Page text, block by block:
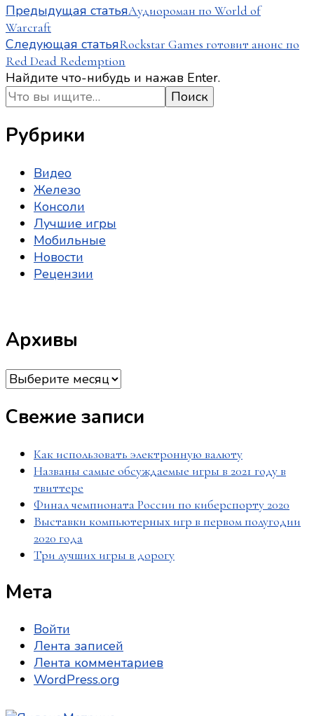
Навигация
по
записям
Предыдущая статьяАудиороман по World of
Warcraft
Следующая статьяRockstar Games готовит анонс по
Red Dead Redemption
Ищите
что-
то?
Найдите что-нибудь и нажав Enter.
Рубрики
Видео
Железо
Консоли
Лучшие игры
Мобильные
Новости
Рецензии
Архивы
Архивы
Свежие записи
Как использовать электронную валюту
Названы самые обсуждаемые игры в 2021 году в
твиттере
Финал чемпионата России по киберспорту 2020
Выставки компьютерных игр в первом полугодии
2020 года
Три лучших игры в дорогу
Мета
Войти
Лента записей
Лента комментариев
WordPress.org